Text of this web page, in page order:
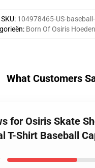
SKU: 104978465-US-
: Born Of Osiris
What Customers
for Osiris Skate
T-Shirt Baseball